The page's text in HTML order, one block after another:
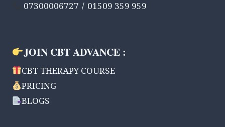
07300006727 / 01509 359 959
JOIN CBT ADVANCE :
CBT THERAPY COURSE
PRICING
BLOGS